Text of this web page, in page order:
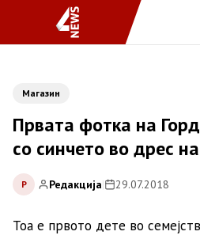
Магазин
Првата фотка на
со синчето во дрес
Р Редакција| 29.07.2018
Тоа е првото дете во